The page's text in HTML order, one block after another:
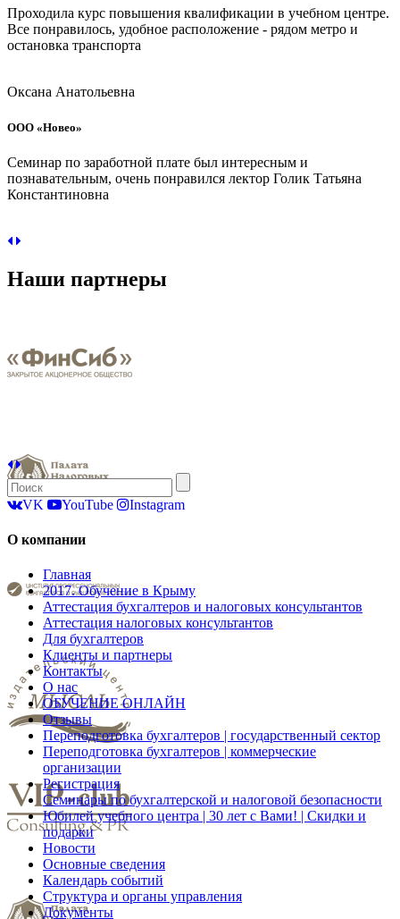
Проходила курс повышения квалификации в учебном центре.
Все понравилось, удобное расположение - рядом метро и
остановка транспорта
Оксана Анатольевна
ООО «Новео»
Семинар по заработной плате был интересным и
познавательным, очень понравился лектор Голик Татьяна
Константиновна
Наши партнеры
VK YouTube Instagram
О компании
Главная
2017. Обучение в Крыму
Аттестация бухгалтеров и налоговых консультантов
Аттестация налоговых консультантов
Для бухгалтеров
Клиенты и партнеры
Контакты
О нас
ОБУЧЕНИЕ ОНЛАЙН
Отзывы
Переподготовка бухгалтеров | государственный сектор
Переподготовка бухгалтеров | коммерческие
организации
Регистрация
Семинары по бухгалтерской и налоговой безопасности
Юбилей учебного центра | 30 лет с Вами! | Скидки и
подарки
Новости
Основные сведения
Календарь событий
Структура и органы управления
Документы